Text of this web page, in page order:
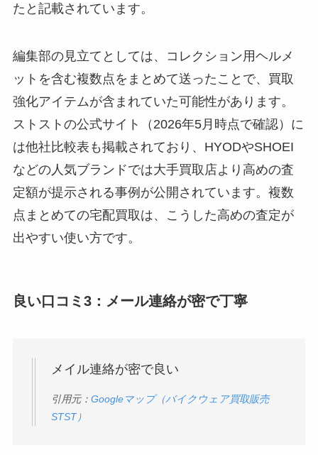
たと記載されています。
編集部の見立てとしては、コレクション用ヘルメ
ットを含む複数点をまとめて送ったことで、買取
強化アイテムが含まれていた可能性があります。
ストストの公式サイト（2026年5月時点で確認）に
は他社比較表も掲載されており、HYODやSHOEI
などの人気ブランドでは大手買取店より高めの査
定額が提示される事例が公開されています。複数
点まとめての宅配買取は、こうした高めの査定が
出やすい使い方です。
良い口コミ3：メール連絡が密で丁寧
メイル連絡が密で良い
引用元： Googleマップ（バイクウェア買取販売
STST）